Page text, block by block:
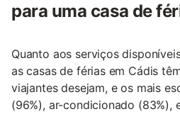
para uma casa de
Quanto aos serviços
as casas de férias em Cádis
viajantes desejam, e os mais
(96%), ar-condicionado (83%),